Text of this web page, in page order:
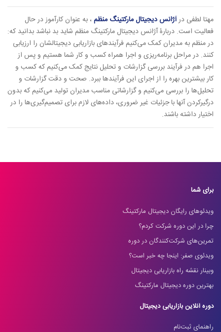
مهتا لطفی درآژانس دیجیتال مارکتینگ منظم، به عنوان کارآموز در حال
فعالیت است. دربارۀ آژانس دیجیتال مارکتینگ منظم شاید بد نباشد بدانید که:
در منظم به مدیران کمک می‌کنیم فرآیندهای بازاریابی دیجیتالشان را ارزیابی
کنند. در مراحل برنامه‌ریزی و اجرا همراه کسب و کار شما هستیم و پس از
اجرا هم در فرآیند بررسی گزارشات و تحلیل نتایج کمک می‌کنیم که کسب و
کار بیشترین بهره را از اجرای این فرآیندها ببرد. صحت و دقت گزارشات و
تحلیل‌ها را بررسی می‌کنیم و گزارشاتی مناسب مدیران تولید می‌کنیم که بدون
درگیرکردن آنها با جزئیات غیر ضروری، داده‌های لازم برای تصمیم‌گیری‌ها را در
اختیار داشته باشند.
برای شما
ویدئوهای رایگان دیجیتال مارکتینگ
چرا در این دوره شرکت کردم؟
تمرین‌های شرکت‌کنندگان در دوره
ویدئوی صفر: اینجا چه خبر است؟
وبینار نقشه راه بازاریابی دیجیتال
بهترین دوره دیجیتال مارکتینگ
دوره آنلاین بازاریابی دیجیتال
راهنمای ثبت‌نام